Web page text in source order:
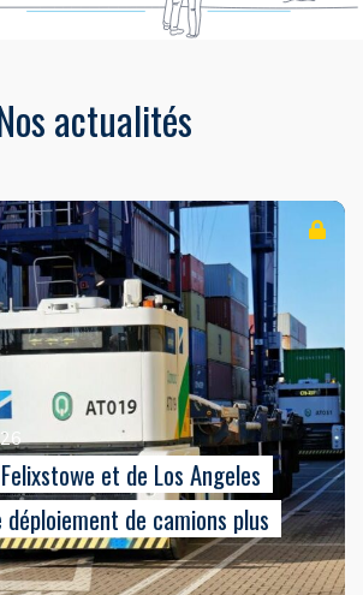
actualités
et de Los Angeles
de camions plus